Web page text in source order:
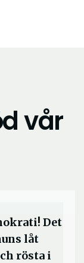
vår
Det
låt
rösta i